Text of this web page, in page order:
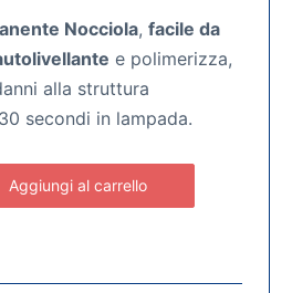
Nocciola, facile da
e polimerizza,
alla struttura
secondi in lampada.
Aggiungi al carrello